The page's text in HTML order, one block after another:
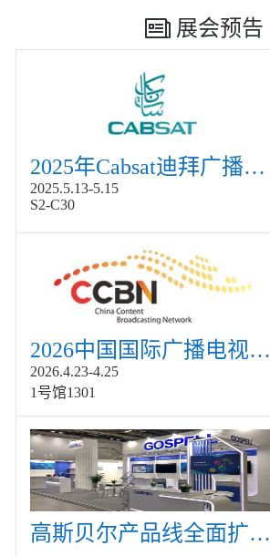
展会预告
2025年Cabsat迪拜广播电视展
2025.5.13-5.15
S2-C30
2026中国国际广播电视信息网络展览会展
2026.4.23-4.25
1号馆1301
高斯贝尔产品线全面扩展，众多新产品亮相CommunicAsia 2019